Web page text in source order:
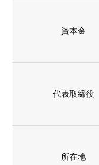
資本金
代表取締役
所在地